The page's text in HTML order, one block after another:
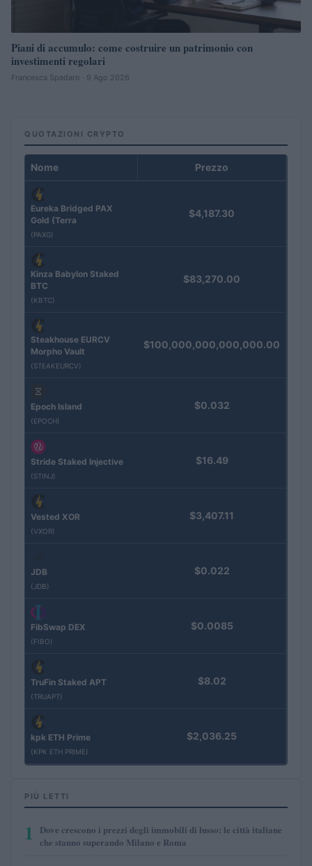
Piani di accumulo: come costruire un patrimonio con
investimenti regolari
Francesca Spadaro · 9 Ago 2026
QUOTAZIONI CRYPTO
Nome Prezzo
Eureka Bridged PAX
Gold (Terra
(PAXG)
$4,187.30
Kinza Babylon Staked
BTC
(KBTC)
$83,270.00
Steakhouse EURCV
Morpho Vault
(STEAKEURCV)
$100,000,000,000,000.00
Epoch Island
(EPOCH)
$0.032
Stride Staked Injective
(STINJ)
$16.49
Vested XOR
(VXOR)
$3,407.11
JDB
(JDB)
$0.022
FibSwap DEX
(FIBO)
$0.0085
TruFin Staked APT
(TRUAPT)
$8.02
kpk ETH Prime
(KPK ETH PRIME)
$2,036.25
PIÙ LETTI
1
Dove crescono i prezzi degli immobili di lusso: le città italiane
che stanno superando Milano e Roma